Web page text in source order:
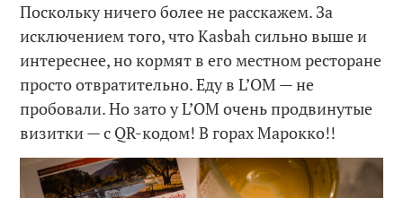
Поскольку ничего более не расскажем. За
исключением того, что Kasbah сильно выше и
интереснее, но кормят в его местном ресторане
просто отвратительно. Еду в L’OM — не
пробовали. Но зато у L’OM очень продвинутые
визитки — с QR-кодом! В горах Марокко!!